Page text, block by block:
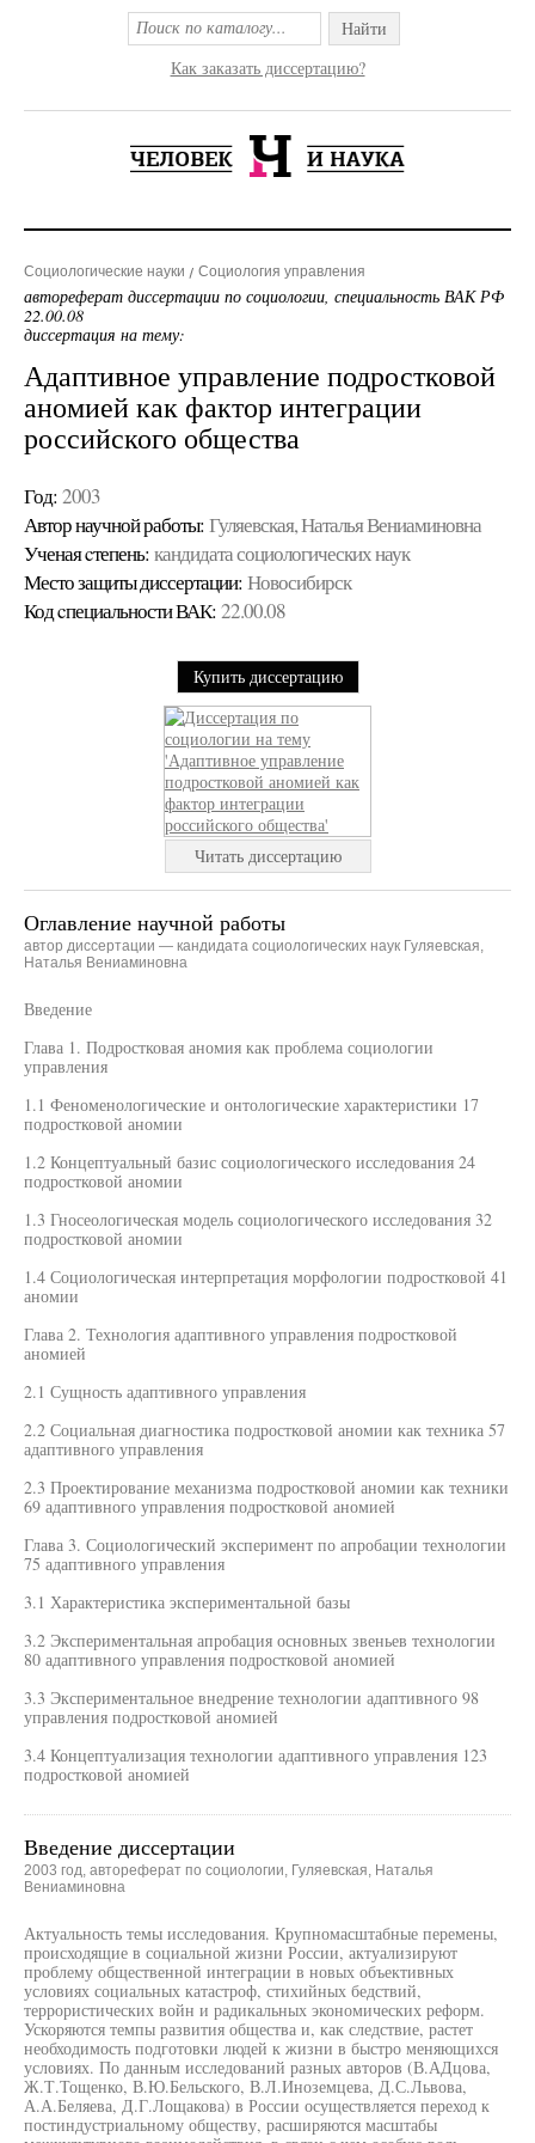
Найти
Как заказать диссертацию?
Социологические науки Социология управления
автореферат диссертации по социологии, специальность ВАК РФ
22.00.08
диссертация на тему:
Адаптивное управление подростковой
аномией как фактор интеграции
российского общества
Год: 2003
Автор научной работы: Гуляевская, Наталья Вениаминовна
Ученая cтепень: кандидата социологических наук
Место защиты диссертации: Новосибирск
Код cпециальности ВАК: 22.00.08
Купить диссертацию
Читать диссертацию
Оглавление научной работы
автор диссертации — кандидата социологических наук Гуляевская,
Наталья Вениаминовна
Введение
Глава 1. Подростковая аномия как проблема социологии
управления
1.1 Феноменологические и онтологические характеристики 17
подростковой аномии
1.2 Концептуальный базис социологического исследования 24
подростковой аномии
1.3 Гносеологическая модель социологического исследования 32
подростковой аномии
1.4 Социологическая интерпретация морфологии подростковой 41
аномии
Глава 2. Технология адаптивного управления подростковой
аномией
2.1 Сущность адаптивного управления
2.2 Социальная диагностика подростковой аномии как техника 57
адаптивного управления
2.3 Проектирование механизма подростковой аномии как техники
69 адаптивного управления подростковой аномией
Глава 3. Социологический эксперимент по апробации технологии
75 адаптивного управления
3.1 Характеристика экспериментальной базы
3.2 Экспериментальная апробация основных звеньев технологии
80 адаптивного управления подростковой аномией
3.3 Экспериментальное внедрение технологии адаптивного 98
управления подростковой аномией
3.4 Концептуализация технологии адаптивного управления 123
подростковой аномией
Введение диссертации
2003 год, автореферат по социологии, Гуляевская, Наталья
Вениаминовна
Актуальность темы исследования. Крупномасштабные перемены,
происходящие в социальной жизни России, актуализируют
проблему общественной интеграции в новых объективных
условиях социальных катастроф, стихийных бедствий,
террористических войн и радикальных экономических реформ.
Ускоряются темпы развития общества и, как следствие, растет
необходимость подготовки людей к жизни в быстро меняющихся
условиях. По данным исследований разных авторов (В.АДцова,
Ж.Т.Тощенко, В.Ю.Бельского, В.Л.Иноземцева, Д.С.Львова,
А.А.Беляева, Д.Г.Лощакова) в России осуществляется переход к
постиндустриальному обществу, расширяются масштабы